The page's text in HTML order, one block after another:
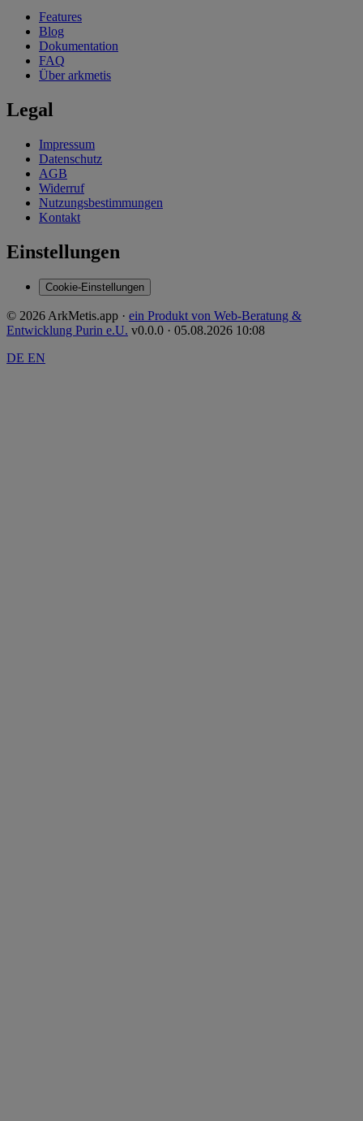
Features
Blog
Dokumentation
FAQ
Über arkmetis
Legal
Impressum
Datenschutz
AGB
Widerruf
Nutzungsbestimmungen
Kontakt
Einstellungen
Cookie-Einstellungen
© 2026 ArkMetis.app · ein Produkt von Web-Beratung &
Entwicklung Purin e.U. v0.0.0 · 05.08.2026 10:08
DE EN